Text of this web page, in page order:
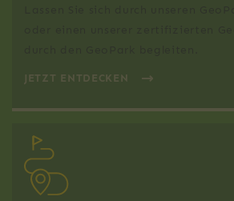
JETZT ENTDECKEN